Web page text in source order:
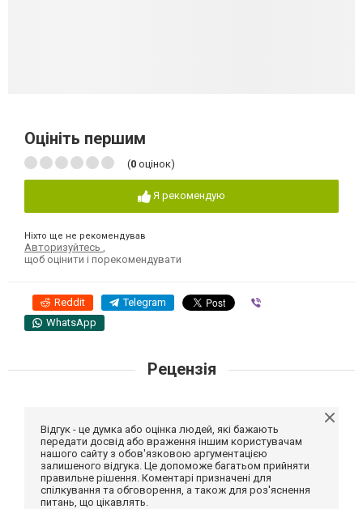
Оцініть першим
(0 оцінок)
Я рекомендую
Ніхто ще не рекомендував
Авторизуйтесь
щоб оцінити і порекомендувати
Reddit Telegram
WhatsApp
Рецензія
Відгук - це думка або оцінка людей, які бажають
передати досвід або враження іншим користувачам
нашого сайту з обов'язковою аргументацією
залишеного відгука. Це допоможе багатьом прийняти
правильне рішення. Коментарі призначені для
спілкування та обговорення, а також для роз'яснення
питань, що цікавлять.